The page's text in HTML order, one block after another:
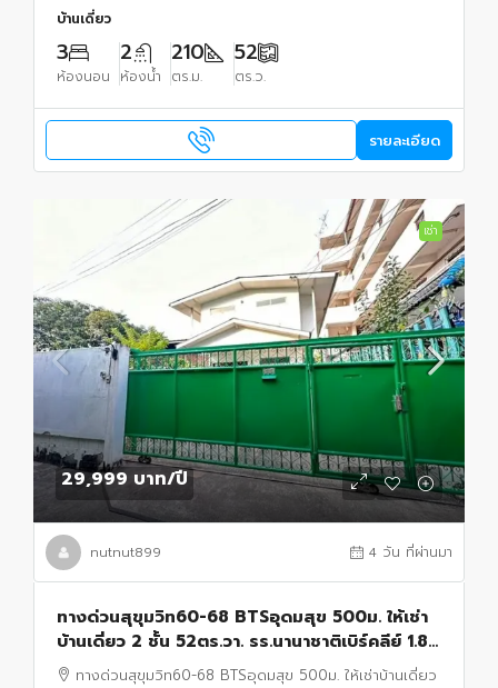
บ้านเดี่ยว
3
ห้องนอน
2
ห้องน้ำ
210
ตร.ม.
52
ตร.ว.
รายละเอียด
เช่า
29,999 บาท/ปี
nutnut899 4 วัน ที่ผ่านมา
ทางด่วนสุขุมวิท60-68 BTSอุดมสุข 500ม. ให้เช่า
บ้านเดี่ยว 2 ชั้น 52ตร.วา. รร.นานาชาติเบิร์คลีย์ 1.8
กม. 3 นอน 2 น้ำ ตลาดอุดมสุข 300 ม.
ทางด่วนสุขุมวิท60-68 BTSอุดมสุข 500ม. ให้เช่าบ้านเดี่ยว